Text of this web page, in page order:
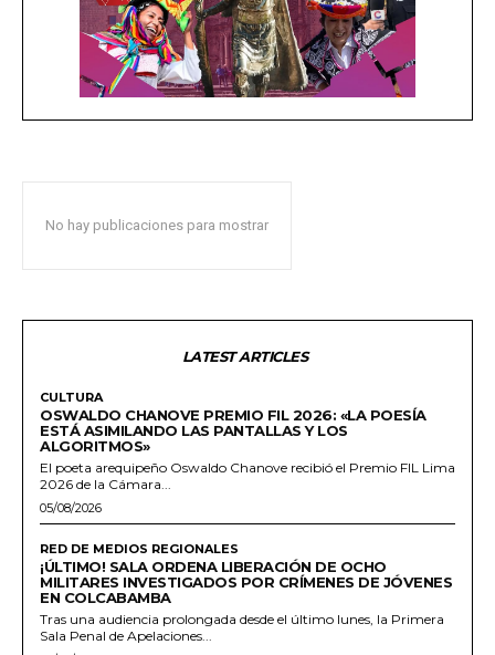
No hay publicaciones para mostrar
LATEST ARTICLES
CULTURA
OSWALDO CHANOVE PREMIO FIL 2026: «LA POESÍA
ESTÁ ASIMILANDO LAS PANTALLAS Y LOS
ALGORITMOS»
El poeta arequipeño Oswaldo Chanove recibió el Premio FIL Lima
2026 de la Cámara...
05/08/2026
RED DE MEDIOS REGIONALES
¡ÚLTIMO! SALA ORDENA LIBERACIÓN DE OCHO
MILITARES INVESTIGADOS POR CRÍMENES DE JÓVENES
EN COLCABAMBA
Tras una audiencia prolongada desde el último lunes, la Primera
Sala Penal de Apelaciones...